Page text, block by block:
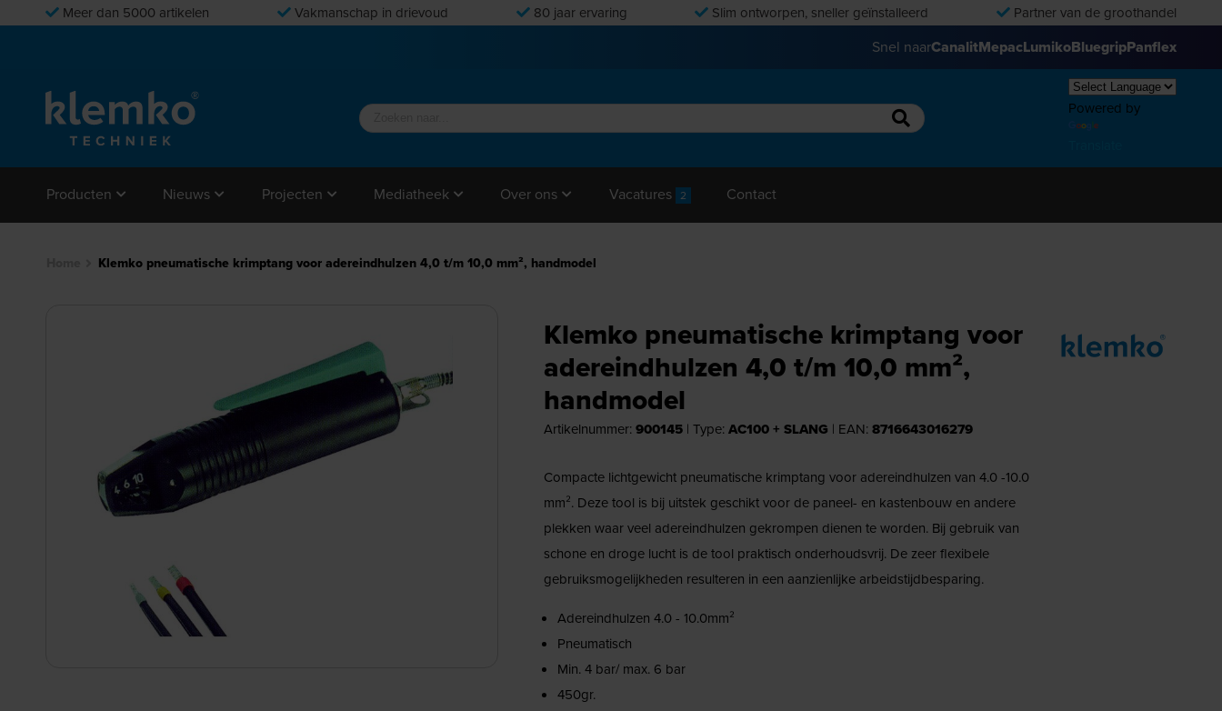
Meer dan 5000 artikelen Vakmanschap in drievoud 80 jaar ervaring Slim ontworpen, sneller geïnstalleerd Partner van de groothandel
Snel naarCanalitMepacLumikoBluegripPanflex
Powered by
Producten Nieuws Projecten Mediatheek Over ons Vacatures 2 Contact
Klemko pneumatische krimptang voor adereindhulzen 4,0 t/m 10,0 mm², handmodel
Klemko pneumatische krimptang voor
adereindhulzen 4,0 t/m 10,0 mm²,
handmodel
Artikelnummer: 900145| Type: AC100 + SLANG | EAN: 8716643016279
Compacte lichtgewicht pneumatische krimptang voor adereindhulzen van 4.0 -10.0
mm². Deze tool is bij uitstek geschikt voor de paneel- en kastenbouw en andere
plekken waar veel adereindhulzen gekrompen dienen te worden. Bij gebruik van
schone en droge lucht is de tool praktisch onderhoudsvrij. De zeer flexibele
gebruiksmogelijkheden resulteren in een aanzienlijke arbeidstijdbesparing.
Adereindhulzen 4.0 - 10.0mm²
Pneumatisch
Min. 4 bar/ max. 6 bar
450gr.